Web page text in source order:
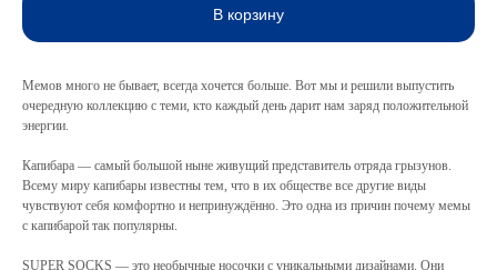
В корзину
Мемов много не бывает, всегда хочется больше. Вот мы и решили выпустить
очередную коллекцию с теми, кто каждый день дарит нам заряд положительной
энергии.
Капибара — самый большой ныне живущий представитель отряда грызунов.
Всему миру капибары известны тем, что в их обществе все другие виды
чувствуют себя комфортно и непринуждённо. Это одна из причин почему мемы
с капибарой так популярны.
SUPER SOCKS — это необычные носочки с уникальными дизайнами. Они